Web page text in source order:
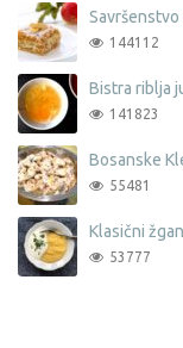
Savršenstvo
144112
Bistra riblja
141823
Bosanske
55481
Klasični
53777